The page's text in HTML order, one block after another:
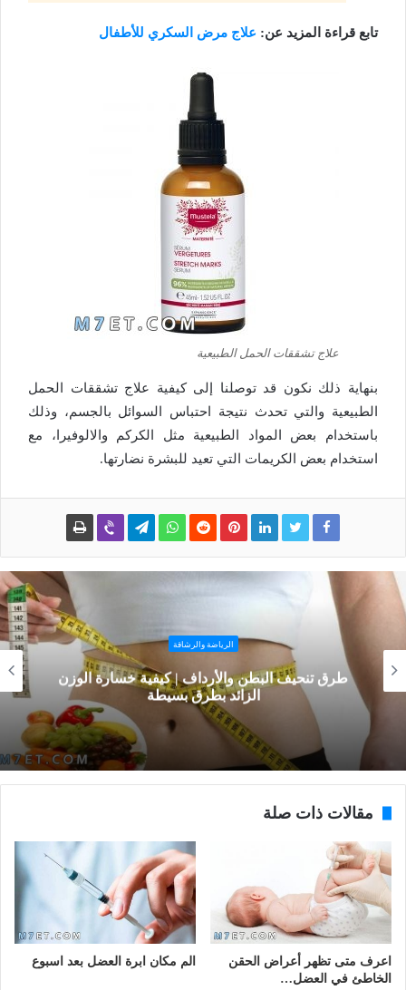
تابع قراءة المزيد عن: علاج مرض السكري للأطفال
علاج تشققات الحمل الطبيعية
بنهاية ذلك نكون قد توصلنا إلى كيفية علاج تشققات الحمل
الطبيعية والتي تحدث نتيجة احتباس السوائل بالجسم، وذلك
باستخدام بعض المواد الطبيعية مثل الكركم والالوفيرا، مع
استخدام بعض الكريمات التي تعيد للبشرة نضارتها.
الرياضة والرشاقة
طرق تنحيف البطن والأرداف | كيفية خسارة الوزن
الزائد بطرق بسيطة
مقالات ذات صلة
اعرف متى تظهر أعراض الحقن
الخاطئ في العضل…
الم مكان ابرة العضل بعد اسبوع